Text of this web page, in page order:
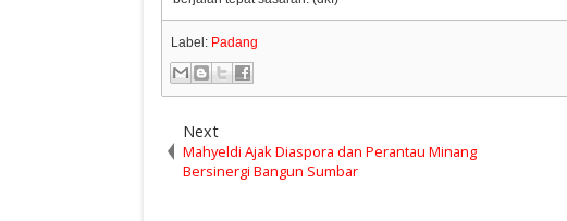
Label: Padang
Next
Mahyeldi Ajak Diaspora dan Perantau Minang
Bersinergi Bangun Sumbar